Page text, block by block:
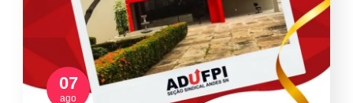
07
ago